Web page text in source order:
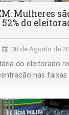
Mulheres
do
08 de Agosto de
do eleitorado
nas faixas